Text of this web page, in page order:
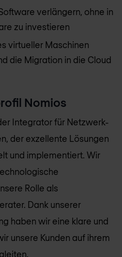
verlängern, ohne in
zu investieren
virtueller Maschinen
die Migration in die Cloud
Nomios
Integrator für Netzwerk-
der exzellente Lösungen
und implementiert. Wir
Rolle als
Dank unserer
haben wir eine klare und
unsere Kunden auf ihrem